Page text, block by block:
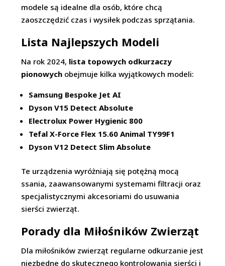
modele są idealne dla osób, które chcą
zaoszczędzić czas i wysiłek podczas sprzątania.
Lista Najlepszych Modeli
Na rok 2024, lista topowych odkurzaczy
pionowych obejmuje kilka wyjątkowych modeli:
Samsung Bespoke Jet AI
Dyson V15 Detect Absolute
Electrolux Power Hygienic 800
Tefal X-Force Flex 15.60 Animal TY99F1
Dyson V12 Detect Slim Absolute
Te urządzenia wyróżniają się potężną mocą
ssania, zaawansowanymi systemami filtracji oraz
specjalistycznymi akcesoriami do usuwania
sierści zwierząt.
Porady dla Miłośników Zwierząt
Dla miłośników zwierząt regularne odkurzanie jest
niezbędne do skutecznego kontrolowania sierści i